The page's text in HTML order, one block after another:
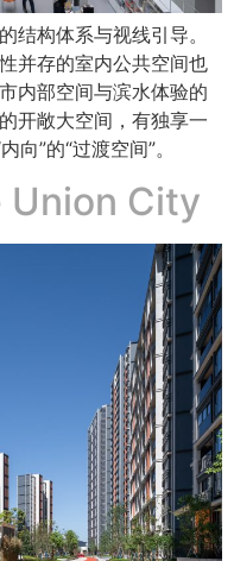
结构体系与视线引导。
并存的室内公共空间也
内部空间与滨水体验的
开敞大空间，有独享一
向”的“过渡空间”。
Union City